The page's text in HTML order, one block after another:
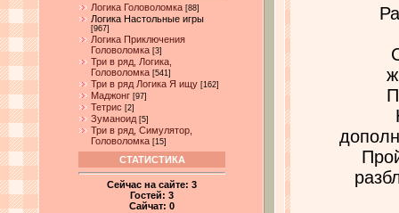
Логика Головоломка [88]
Логика Настольные игры
[967]
Логика Приключения
Головоломка [3]
Три в ряд, Логика,
Головоломка [541]
Три в ряд Логика Я ищу [162]
Маджонг [97]
Тетрис [2]
Зуманоид [5]
Три в ряд, Симулятор,
Головоломка [15]
СТАТИСТИКА
Сейчас на сайте: 3
Гостей: 3
Сайчат: 0